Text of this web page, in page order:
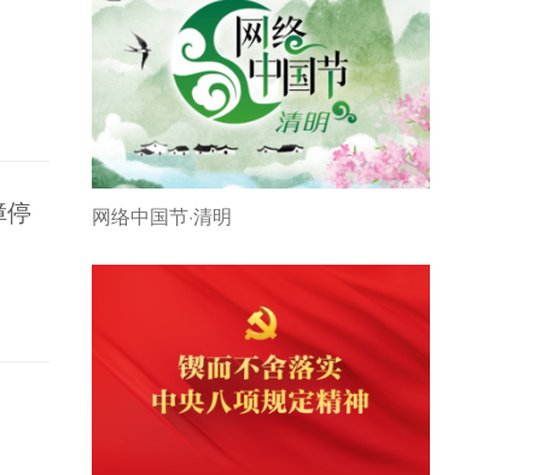
网络中国节·清明